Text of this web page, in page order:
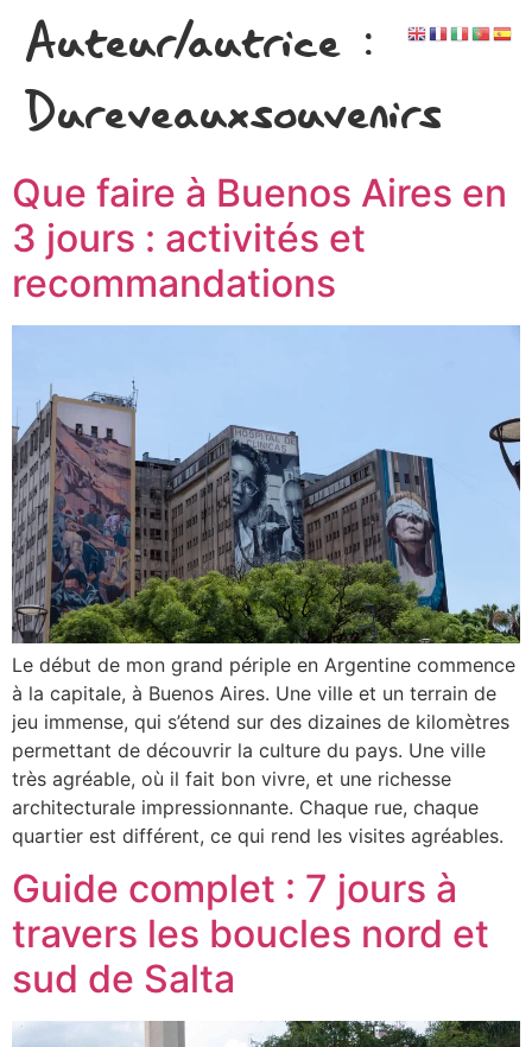
Auteur/autrice :
Dureveauxsouvenirs
Que faire à Buenos Aires en
3 jours : activités et
recommandations
Le début de mon grand périple en Argentine commence
à la capitale, à Buenos Aires. Une ville et un terrain de
jeu immense, qui s’étend sur des dizaines de kilomètres
permettant de découvrir la culture du pays. Une ville
très agréable, où il fait bon vivre, et une richesse
architecturale impressionnante. Chaque rue, chaque
quartier est différent, ce qui rend les visites agréables.
Guide complet : 7 jours à
travers les boucles nord et
sud de Salta